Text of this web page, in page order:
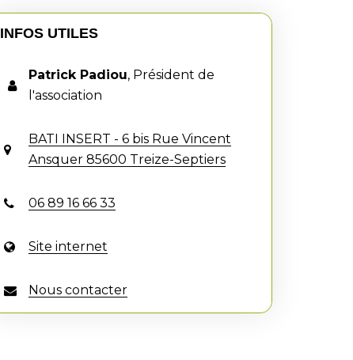
INFOS UTILES
Patrick Padiou, Président de
l'association
BATI INSERT - 6 bis Rue Vincent
Ansquer 85600 Treize-Septiers
06 89 16 66 33
Site internet
Nous contacter